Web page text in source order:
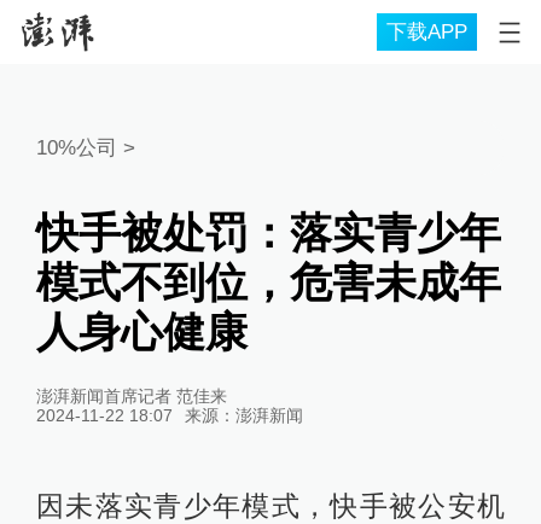
下载APP
10%公司 >
快手被处罚：落实青少年
模式不到位，危害未成年
人身心健康
澎湃新闻首席记者 范佳来
2024-11-22 18:07
来源： 澎湃新闻
因未落实青少年模式，快手被公安机